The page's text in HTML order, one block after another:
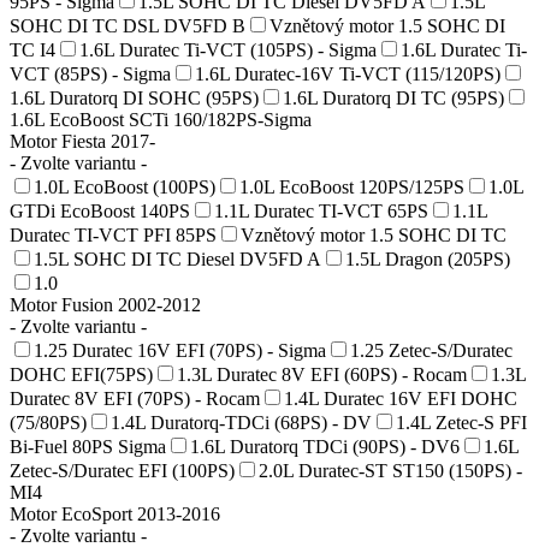
SOHC DI TC DSL DV5FD B
Vznětový motor 1.5 SOHC DI
TC I4
1.6L Duratec Ti-VCT (105PS) - Sigma
1.6L Duratec Ti-
VCT (85PS) - Sigma
1.6L Duratec-16V Ti-VCT (115/120PS)
1.6L Duratorq DI SOHC (95PS)
1.6L Duratorq DI TC (95PS)
1.6L EcoBoost SCTi 160/182PS-Sigma
Motor Fiesta 2017-
- Zvolte variantu -
1.0L EcoBoost (100PS)
1.0L EcoBoost 120PS/125PS
1.0L
GTDi EcoBoost 140PS
1.1L Duratec TI-VCT 65PS
1.1L
Duratec TI-VCT PFI 85PS
Vznětový motor 1.5 SOHC DI TC
1.5L SOHC DI TC Diesel DV5FD A
1.5L Dragon (205PS)
1.0
Motor Fusion 2002-2012
- Zvolte variantu -
1.25 Duratec 16V EFI (70PS) - Sigma
1.25 Zetec-S/Duratec
DOHC EFI(75PS)
1.3L Duratec 8V EFI (60PS) - Rocam
1.3L
Duratec 8V EFI (70PS) - Rocam
1.4L Duratec 16V EFI DOHC
(75/80PS)
1.4L Duratorq-TDCi (68PS) - DV
1.4L Zetec-S PFI
Bi-Fuel 80PS Sigma
1.6L Duratorq TDCi (90PS) - DV6
1.6L
Zetec-S/Duratec EFI (100PS)
2.0L Duratec-ST ST150 (150PS) -
MI4
Motor EcoSport 2013-2016
- Zvolte variantu -